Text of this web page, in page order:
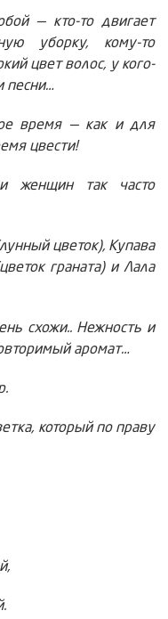
— кто-то двигает
уборку, кому-то
цвет волос, у кого-
песни…
время — как и для
цвести!
женщин так часто
цветок), Купава
граната) и Лала
схожи.. Нежность и
аромат…
который по праву